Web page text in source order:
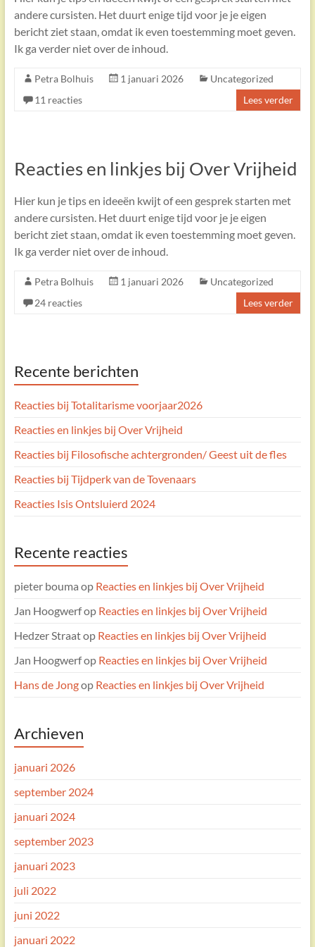
andere cursisten. Het duurt enige tijd voor je je eigen
bericht ziet staan, omdat ik even toestemming moet geven.
Ik ga verder niet over de inhoud.
Petra Bolhuis 1 januari 2026
Uncategorized
11 reacties
Lees verder
Reacties en linkjes bij Over Vrijheid
Hier kun je tips en ideeën kwijt of een gesprek starten met
andere cursisten. Het duurt enige tijd voor je je eigen
bericht ziet staan, omdat ik even toestemming moet geven.
Ik ga verder niet over de inhoud.
Petra Bolhuis 1 januari 2026
Uncategorized
24 reacties
Lees verder
Recente berichten
Reacties bij Totalitarisme voorjaar2026
Reacties en linkjes bij Over Vrijheid
Reacties bij Filosofische achtergronden/ Geest uit de fles
Reacties bij Tijdperk van de Tovenaars
Reacties Isis Ontsluierd 2024
Recente reacties
pieter bouma op Reacties en linkjes bij Over Vrijheid
Jan Hoogwerfop Reacties en linkjes bij Over Vrijheid
Hedzer Straatop Reacties en linkjes bij Over Vrijheid
Jan Hoogwerfop Reacties en linkjes bij Over Vrijheid
Hans de Jongop Reacties en linkjes bij Over Vrijheid
Archieven
januari 2026
september 2024
januari 2024
september 2023
januari 2023
juli 2022
juni 2022
januari 2022